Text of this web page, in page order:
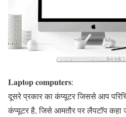
Laptop computers:
दूसरे प्रकार का कंप्यूटर जिससे आप
कंप्यूटर है, जिसे आमतौर पर लैपटॉप कहा